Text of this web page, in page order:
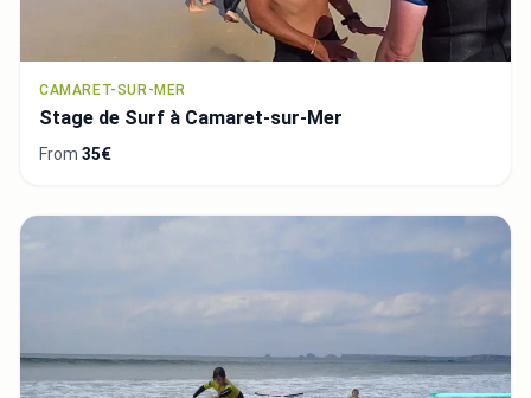
CAMARET-SUR-MER
Stage de Surf à Camaret-sur-Mer
From 35€